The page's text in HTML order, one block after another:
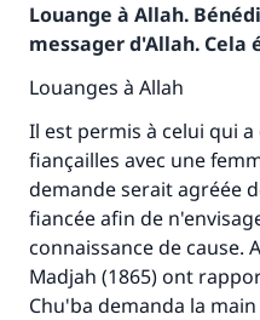
Louange à Allah.
messager d'Allah. Cela
Louanges à Allah
Il est permis à celui qui
fiançailles avec une
demande serait agréée
fiancée afin de
connaissance de cause.
Madjah (1865) ont
Chu'ba demanda la